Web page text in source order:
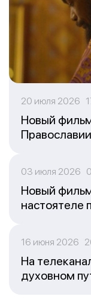
20 июля 2026
Новый
03 июля 2026
Новый
настоятеле
16 июня 2026
На
духовном